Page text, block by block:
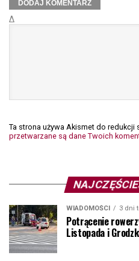
Δ
Ta strona używa Akismet do redukcji
przetwarzane są dane Twoich
WIADOMOŚCI 3 dni
Potrącenie
Listopada i